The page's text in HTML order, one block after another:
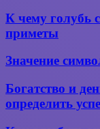
значение
сновидений
К чему
сел
значение
К чему голубь
приметы
Значение
к чему
снится
беременность?
Значение
Богатство
в натальной
Богатство и
определить